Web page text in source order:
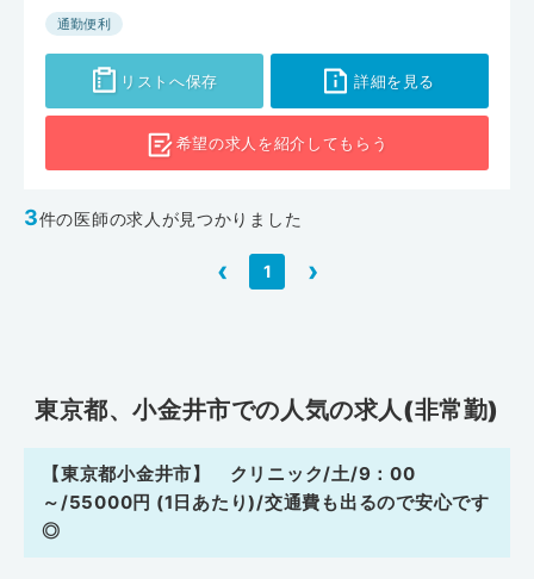
通勤便利
リストへ保存 詳細を見る
希望の求人を紹介してもらう
3件の医師の求人が見つかりました
‹ 1 ›
東京都、小金井市での人気の求人(非常勤)
【東京都小金井市】 クリニック/土/9：00
～/55000円 (1日あたり)/交通費も出るので安心です
◎